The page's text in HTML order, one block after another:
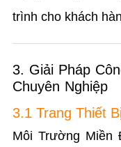
trình cho khách
3. Giải Pháp
Chuyên Nghiệp
3.1 Trang Thiết
Môi Trường